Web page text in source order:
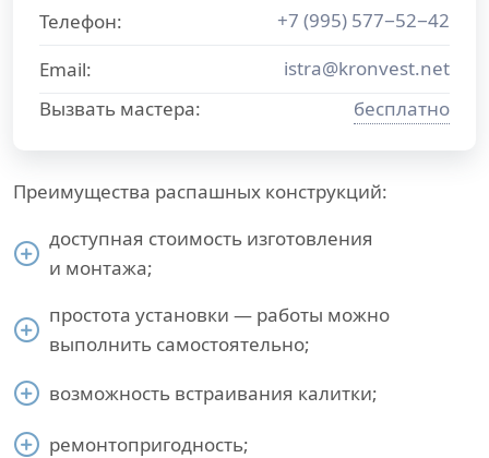
Преимущества распашных конструкций:
доступная стоимость изготовления
и монтажа;
простота установки — работы можно
выполнить самостоятельно;
возможность встраивания калитки;
ремонтопригодность;
Телефон:
+7 (995) 577−52−42
Email:
istra@kronvest.net
Вызвать мастера:
бесплатно